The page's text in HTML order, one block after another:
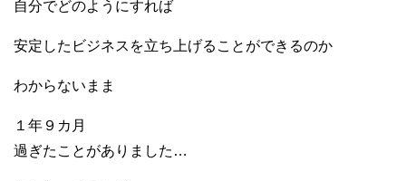
自分でどのようにすれば
安定したビジネスを立ち上げることができるのか
わからないまま
１年９カ月
過ぎたことがありました…